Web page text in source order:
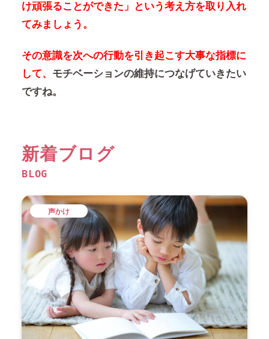
け頑張ることができた」という考え方を取り入れ
てみましょう。
その意識を次への行動を引き起こす大事な指標に
して、 モチベーションの維持につなげていきたい
ですね。
新着ブログ
BLOG
声かけ